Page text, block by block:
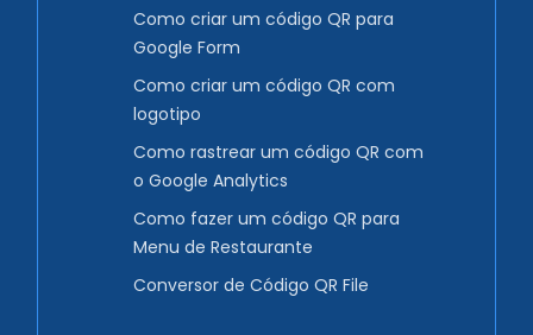
Como criar um código QR para
Google Form
Como criar um código QR com
logotipo
Como rastrear um código QR com
o Google Analytics
Como fazer um código QR para
Menu de Restaurante
Conversor de Código QR File